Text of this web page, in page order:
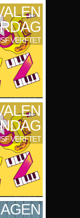
VERFTET
VERFTET